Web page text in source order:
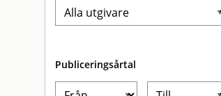
Publiceringsårtal